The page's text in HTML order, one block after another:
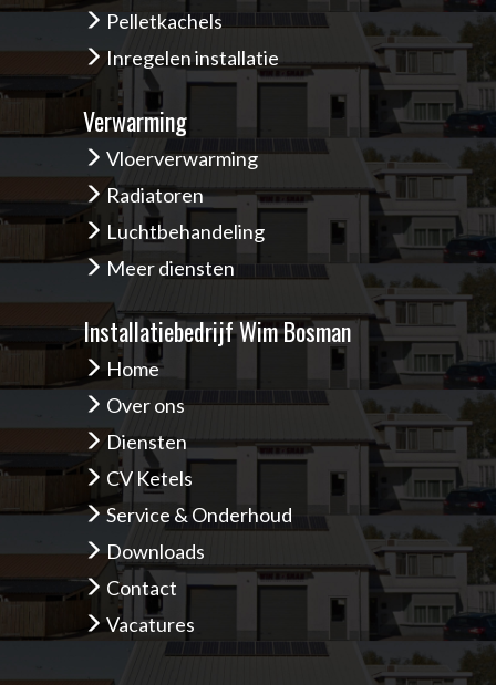
Pelletkachels
Inregelen installatie
Verwarming
Vloerverwarming
Radiatoren
Luchtbehandeling
Meer diensten
Installatiebedrijf Wim Bosman
Home
Over ons
Diensten
CV Ketels
Service & Onderhoud
Downloads
Contact
Vacatures